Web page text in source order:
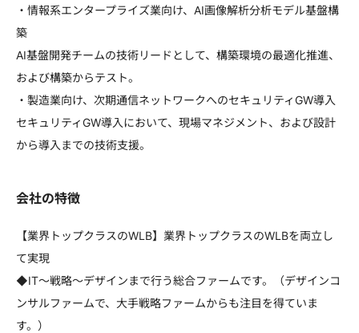
・情報系エンタープライズ業向け、AI画像解析分析モデル基盤構
築
AI基盤開発チームの技術リードとして、構築環境の最適化推進、
および構築からテスト。
・製造業向け、次期通信ネットワークへのセキュリティGW導入
セキュリティGW導入において、現場マネジメント、および設計
から導入までの技術支援。
会社の特徴
【業界トップクラスのWLB】業界トップクラスのWLBを両立し
て実現
◆IT～戦略～デザインまで行う総合ファームです。（デザインコ
ンサルファームで、大手戦略ファームからも注目を得ていま
す。）